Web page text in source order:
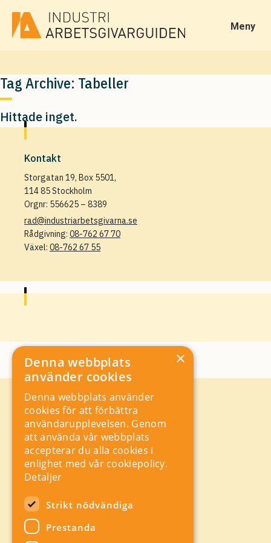
Meny
Tag Archive: Tabeller
Hittade inget.
Kontakt
Storgatan 19, Box 5501,
114 85 Stockholm
Orgnr: 556625 – 8389
rad@industriarbetsgivarna.se
Rådgivning: 08-762 67 70
Växel: 08-762 67 55
Kontakt
Storgatan 19, Box 5501,
114 85 Stockholm
Orgnr: 556625 – 8389
rad@industriarbetsgivarna.se
Rådgivning:08-762 67 70
Växel:08-762 67 55
Hitta snabbt
A-Ö
×
Denna webbplats
använder cookies
Denna webbplats använder
cookies för att förbättra
användarupplevelsen. Genom
att använda vår webbplats
accepterar du alla cookies i
enlighet med vår cookiepolicy.
Detaljer
Strikt nödvändiga
Prestanda